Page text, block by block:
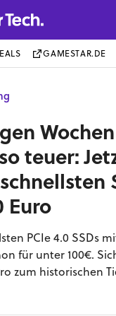
GAMESTAR.DE
teuer:
Euro
PCIe 4.0 SSDs
für unter 100€.
zum historischen